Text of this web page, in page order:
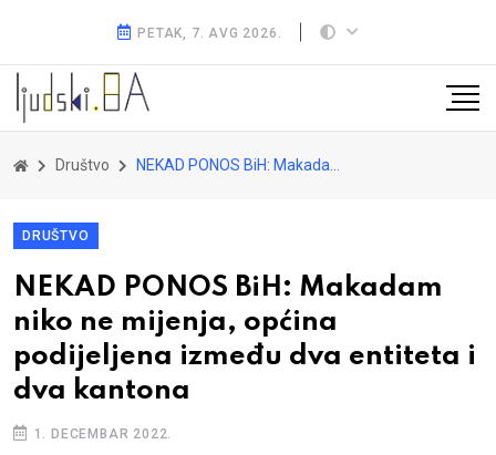
PETAK, 7. AVG 2026.
Društvo NEKAD PONOS BiH: Makadam niko ne mijenja, općina podijeljena između dva entiteta i dva kantona
DRUŠTVO
NEKAD PONOS BiH: Makadam
niko ne mijenja, općina
podijeljena između dva entiteta i
dva kantona
1. DECEMBAR 2022.